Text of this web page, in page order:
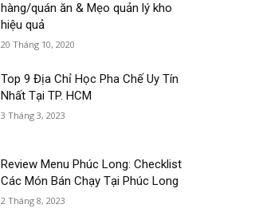
hàng/quán ăn & Mẹo quản lý kho
hiệu quả
20 Tháng 10, 2020
Top 9 Địa Chỉ Học Pha Chế Uy Tín
Nhất Tại TP. HCM
3 Tháng 3, 2023
Review Menu Phúc Long: Checklist
Các Món Bán Chạy Tại Phúc Long
2 Tháng 8, 2023